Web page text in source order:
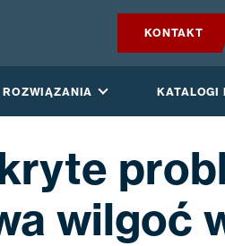
KONTAKT
ROZWIĄZANIA KATALOGI
CICHA KUCHNIA
ROZWIĄZANIA
wilgoć